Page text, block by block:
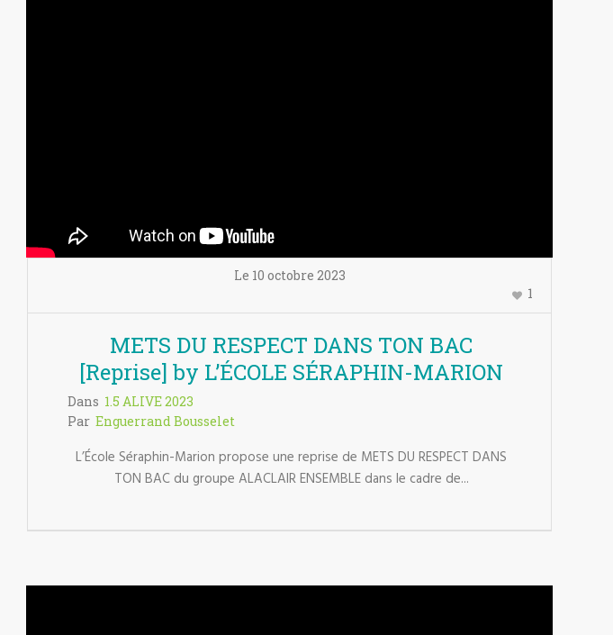
Le 10 octobre 2023
1
METS DU RESPECT DANS TON BAC
[Reprise] by L’ÉCOLE SÉRAPHIN-MARION
Dans 1.5 ALIVE 2023
Par Enguerrand Bousselet
L’École Séraphin-Marion propose une reprise de METS DU RESPECT DANS
TON BAC du groupe ALACLAIR ENSEMBLE dans le cadre de...